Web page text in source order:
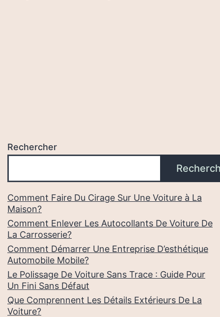
Rechercher
Comment Faire Du Cirage Sur Une Voiture à La
Maison?
Comment Enlever Les Autocollants De Voiture De
La Carrosserie?
Comment Démarrer Une Entreprise D’esthétique
Automobile Mobile?
Le Polissage De Voiture Sans Trace : Guide Pour
Un Fini Sans Défaut
Que Comprennent Les Détails Extérieurs De La
Voiture?